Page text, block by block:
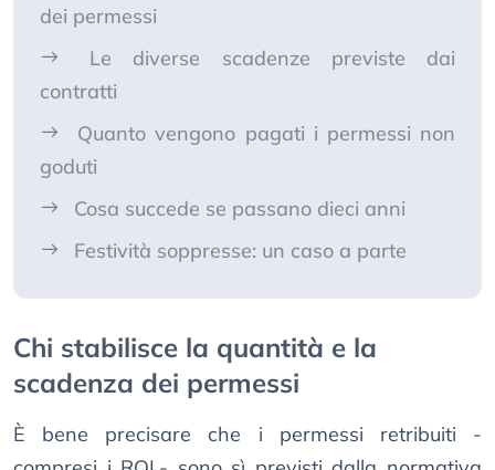
dei permessi
Le diverse scadenze previste dai
contratti
Quanto vengono pagati i permessi non
goduti
Cosa succede se passano dieci anni
Festività soppresse: un caso a parte
Chi stabilisce la quantità e la
scadenza dei permessi
È bene precisare che i permessi retribuiti -